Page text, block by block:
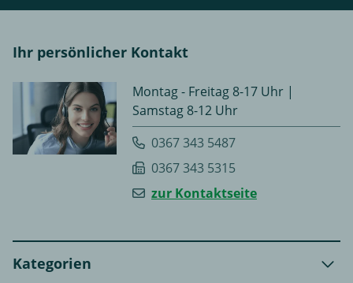
Ihr persönlicher Kontakt
Montag - Freitag 8-17 Uhr |
Samstag 8-12 Uhr
0367 343 5487
0367 343 5315
zur Kontaktseite
Kategorien